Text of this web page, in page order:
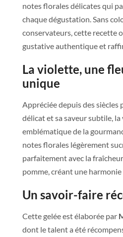
notes florales délicates qui
chaque dégustation. Sans
conservateurs, cette recette
gustative authentique et
La violette, une
unique
Appréciée depuis des siècles
délicat et sa saveur subtile,
emblématique de la
notes florales légèrement
parfaitement avec la
pomme, créant une
Un savoir-faire
Cette gelée est élaborée par
dont le talent a été